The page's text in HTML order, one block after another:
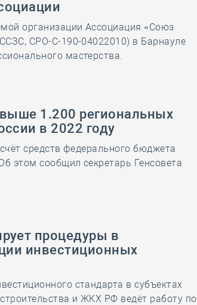
организации Ассоциация «Союз
СРО-С-190-04022010) в Барнауле
мастерства.
1.200 региональных
в 2022 году
средств федерального бюджета
этом сообщил секретарь Генсовета
процедуры в
инвестиционных
стандарта в субъектах
и ЖКХ РФ ведёт работу по